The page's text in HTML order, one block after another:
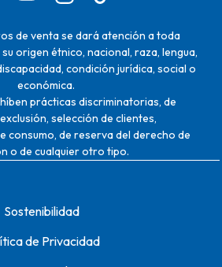
de venta se dará atención a toda
origen étnico, nacional, raza, lengua,
condición jurídica, social o
económica.
prácticas discriminatorias, de
selección de clientes,
consumo, de reserva del derecho de
o de cualquier otro tipo.
Sostenibilidad
de Privacidad